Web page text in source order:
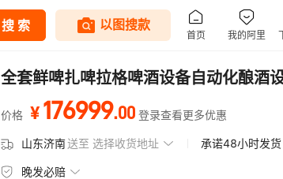
全套鲜啤扎啤拉格啤酒设备自动化酿酒
价格 ¥176999.00 登录查看更多优惠
山东济南送至 选择收货地址 承诺48小时发货
晚发必赔